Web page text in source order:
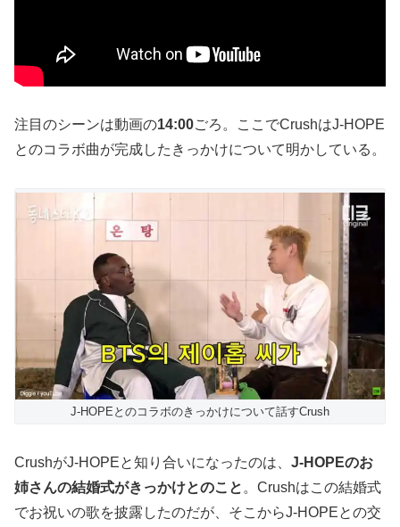
注目のシーンは動画の14:00ごろ。ここでCrushはJ-HOPE
とのコラボ曲が完成したきっかけについて明かしている。
J-HOPEとのコラボのきっかけについて話すCrush
CrushがJ-HOPEと知り合いになったのは、 J-HOPEのお
姉さんの結婚式がきっかけとのこと 。Crushはこの結婚式
でお祝いの歌を披露したのだが、そこからJ-HOPEとの交